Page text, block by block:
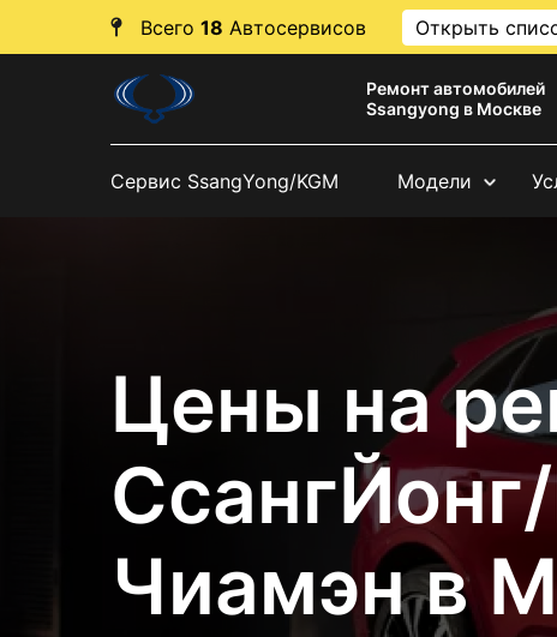
Всего 18 Автосервисов Открыть
Ремонт автомобилей
Ssangyong в Москве
Сервис SsangYong/KGM Модели
Цены на
Чиамэн в